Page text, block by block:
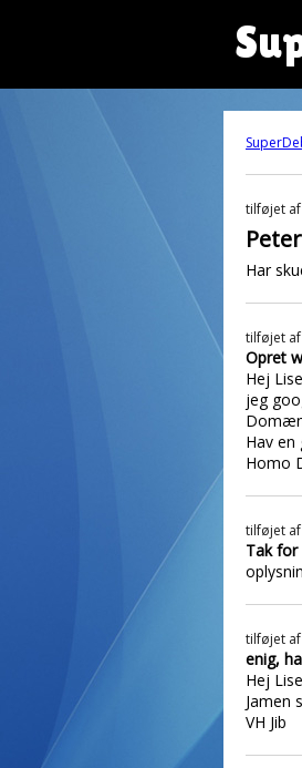
tilføjet af
Har
tilføjet af
Opret
Hej
jeg
Hav en
Homo
tilføjet af
Tak for
tilføjet af
enig,
Hej Lise
Jamen
VH Jib